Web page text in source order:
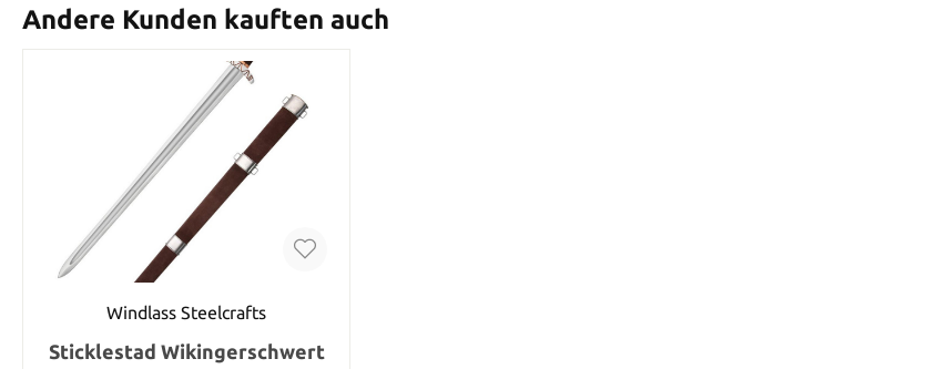
Andere Kunden kauften auch
Windlass Steelcrafts
Sticklestad Wikingerschwert